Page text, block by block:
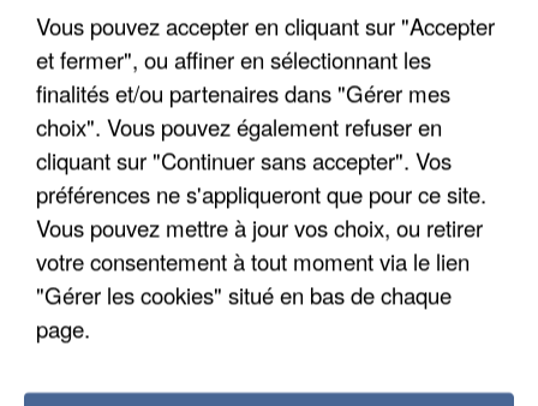
COULÉE DE BOUE EN HAUTE-SAVOIE
Vous pouvez accepter en cliquant sur "Accepter
et fermer", ou affiner en sélectionnant les
finalités et/ou partenaires dans "Gérer mes
choix". Vous pouvez également refuser en
cliquant sur "Continuer sans accepter". Vos
préférences ne s'appliqueront que pour ce site.
Vous pouvez mettre à jour vos choix, ou retirer
votre consentement à tout moment via le lien
"Gérer les cookies" situé en bas de chaque
page.